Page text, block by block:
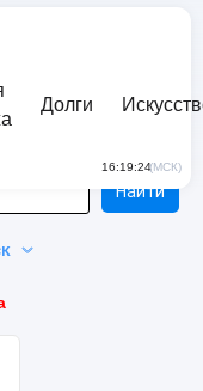
Долги
16:19:24(МСК)
Найти